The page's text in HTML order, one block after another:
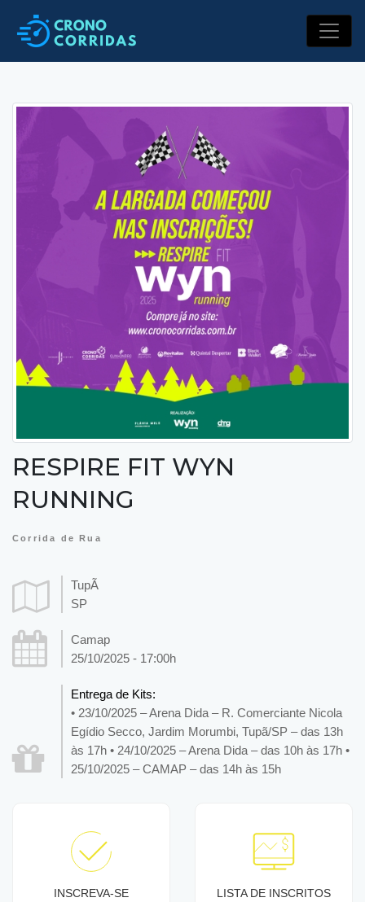
RESPIRE FIT WYN
RUNNING
Corrida de Rua
TupÃ
SP
Camap
25/10/2025 - 17:00h
Entrega de Kits:
• 23/10/2025 – Arena Dida – R. Comerciante Nicola
Egídio Secco, Jardim Morumbi, Tupã/SP – das 13h
às 17h • 24/10/2025 – Arena Dida – das 10h às 17h •
25/10/2025 – CAMAP – das 14h às 15h
INSCREVA-SE LISTA DE INSCRITOS